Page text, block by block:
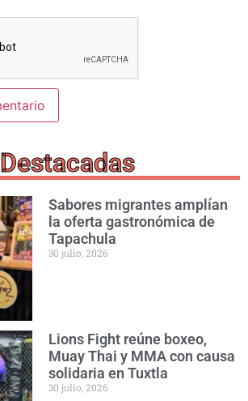
Destacadas
Sabores migrantes amplían
la oferta gastronómica de
Tapachula
30 julio, 2026
Lions Fight reúne boxeo,
Muay Thai y MMA con causa
solidaria en Tuxtla
30 julio, 2026